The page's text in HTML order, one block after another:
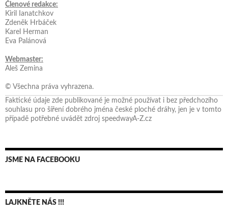
Členové redakce:
Kiril Ianatchkov
Zdeněk Hrbáček
Karel Herman
Eva Palánová
Webmaster:
Aleš Zemina
© Všechna práva vyhrazena.
Faktické údaje zde publikované je možné používat i bez předchozího
souhlasu pro šíření dobrého jména české ploché dráhy, jen je v tomto
případě potřebné uvádět zdroj speedwayA-Z.cz
JSME NA FACEBOOKU
LAJKNĚTE NÁS !!!